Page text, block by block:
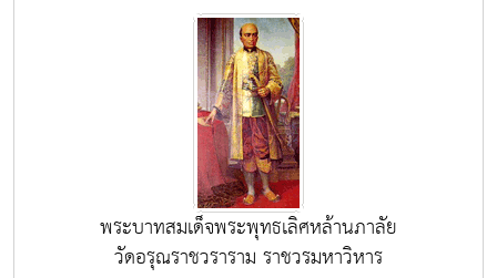
พระบาทสมเด็จพระพุทธเลิศหล้านภาลัย
วัดอรุณราชวราราม ราชวรมหาวิหาร